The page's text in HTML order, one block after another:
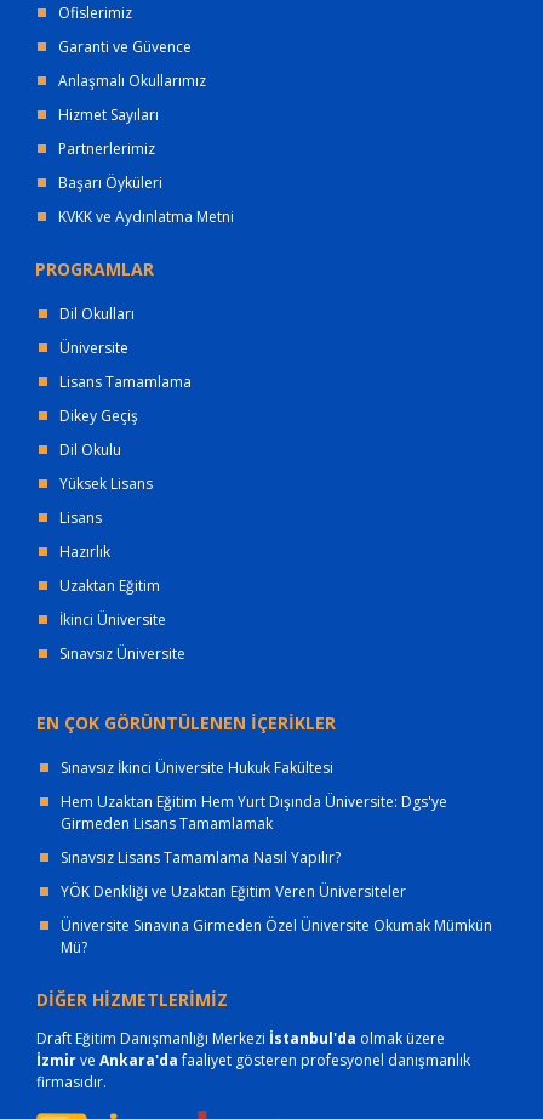
Ofislerimiz
Garanti ve Güvence
Anlaşmalı Okullarımız
Hizmet Sayıları
Partnerlerimiz
Başarı Öyküleri
KVKK ve Aydınlatma Metni
PROGRAMLAR
Dil Okulları
Üniversite
Lisans Tamamlama
Dikey Geçiş
Dil Okulu
Yüksek Lisans
Lisans
Hazırlık
Uzaktan Eğitim
İkinci Üniversite
Sınavsız Üniversite
EN ÇOK GÖRÜNTÜLENEN İÇERİKLER
Sınavsız İkinci Üniversite Hukuk Fakültesi
Hem Uzaktan Eğitim Hem Yurt Dışında Üniversite: Dgs'ye
Girmeden Lisans Tamamlamak
Sınavsız Lisans Tamamlama Nasıl Yapılır?
YÖK Denkliği ve Uzaktan Eğitim Veren Üniversiteler
Üniversite Sınavına Girmeden Özel Üniversite Okumak Mümkün
Mü?
DİĞER HİZMETLERİMİZ
Draft Eğitim Danışmanlığı Merkezi İstanbul'da olmak üzere
İzmirve Ankara'dafaaliyet gösteren profesyonel danışmanlık
firmasıdır.